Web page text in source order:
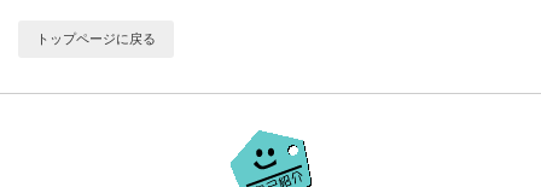
トップページに戻る